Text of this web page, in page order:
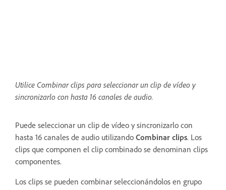
Utilice Combinar clips para seleccionar un clip de vídeo y
sincronizarlo con hasta 16 canales de audio.
Puede seleccionar un clip de vídeo y sincronizarlo con
hasta 16 canales de audio utilizando Combinar clips. Los
clips que componen el clip combinado se denominan clips
componentes.
Los clips se pueden combinar seleccionándolos en grupo